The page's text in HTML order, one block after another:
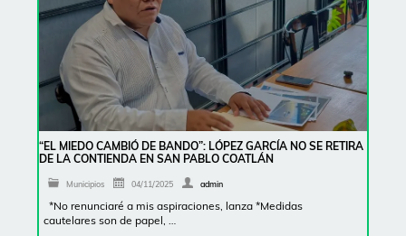
“EL MIEDO CAMBIÓ DE BANDO”: LÓPEZ GARCÍA NO SE RETIRA
DE LA CONTIENDA EN SAN PABLO COATLÁN
Municipios 04/11/2025 admin
*No renunciaré a mis aspiraciones, lanza *Medidas
cautelares son de papel, …